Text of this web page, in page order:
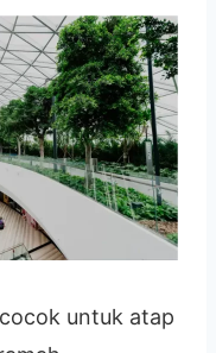
untuk atap